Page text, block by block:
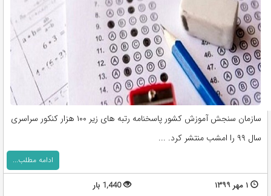
سازمان سنجش آموزش کشور پاسخنامه رتبه های زیر ۱۰۰ هزار کنکور سراسری
سال ۹۹ را امشب منتشر کرد. ...
ادامه مطلب...
۱ مهر ۱۳۹۹
1,440 بار